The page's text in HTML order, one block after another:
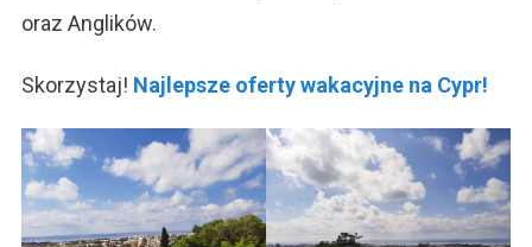
oraz Anglików.
Skorzystaj! Najlepsze oferty wakacyjne na Cypr!